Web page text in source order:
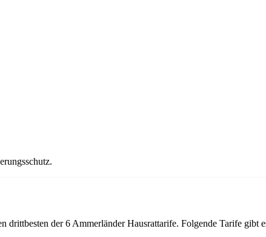
drittbesten der 6 Ammerländer Hausrattarife. Folgende Tarife gibt